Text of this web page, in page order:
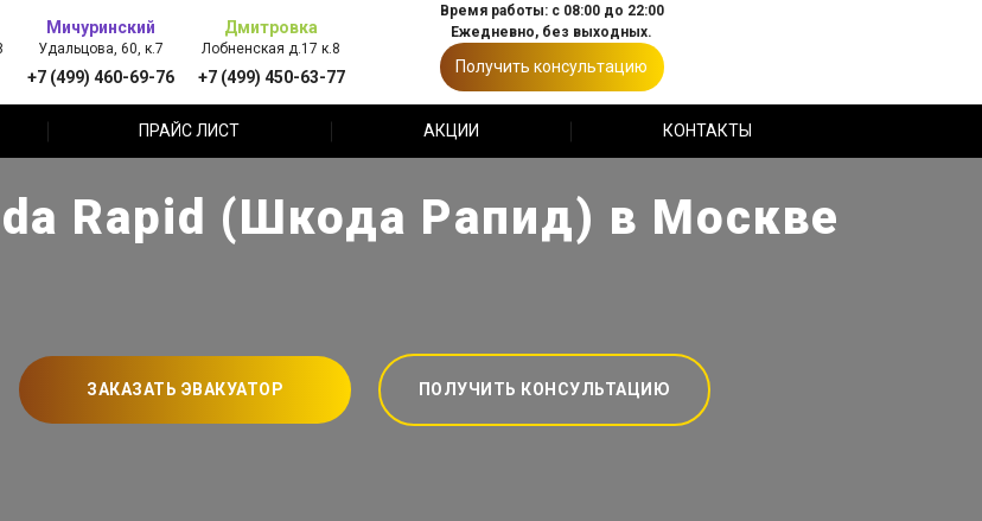
Мичуринский
Удальцова, 60, к.7
+7 (499) 460-69-76
Дмитровка
Лобненская д.17 к.8
+7 (499) 450-63-77
Время работы: с 08:00 до 22:00
Ежедневно, без выходных.
Получить консультацию
ПРАЙС ЛИСТ АКЦИИ КОНТАКТЫ
Rapid (Шкода Рапид) в Москве
ЗАКАЗАТЬ ЭВАКУАТОР ПОЛУЧИТЬ КОНСУЛЬТАЦИЮ